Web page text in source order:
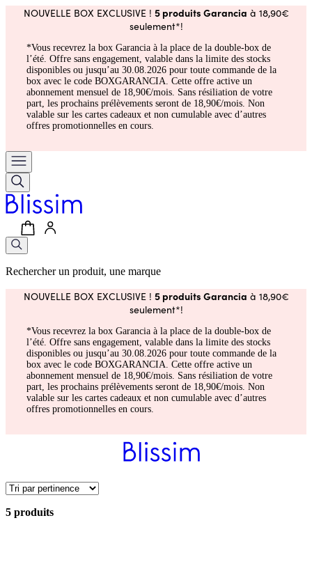
NOUVELLE BOX EXCLUSIVE ! 5 produits Garancia à 18,90€
seulement*!
*Vous recevrez la box Garancia à la place de la double-box de
l’été. Offre sans engagement, valable dans la limite des stocks
disponibles ou jusqu’au 30.08.2026 pour toute commande de la
box avec le code BOXGARANCIA. Cette offre active un
abonnement mensuel de 18,90€/mois. Sans résiliation de votre
part, les prochains prélèvements seront de 18,90€/mois. Non
valable sur les cartes cadeaux et non cumulable avec d’autres
offres promotionnelles en cours.
Rechercher un produit, une marque
NOUVELLE BOX EXCLUSIVE ! 5 produits Garancia à 18,90€
seulement*!
*Vous recevrez la box Garancia à la place de la double-box de
l’été. Offre sans engagement, valable dans la limite des stocks
disponibles ou jusqu’au 30.08.2026 pour toute commande de la
box avec le code BOXGARANCIA. Cette offre active un
abonnement mensuel de 18,90€/mois. Sans résiliation de votre
part, les prochains prélèvements seront de 18,90€/mois. Non
valable sur les cartes cadeaux et non cumulable avec d’autres
offres promotionnelles en cours.
5 produits